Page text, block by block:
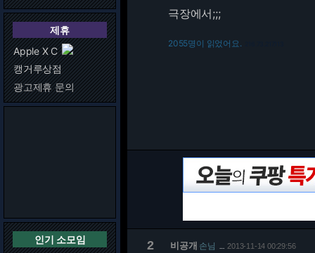
제휴
Apple X C
캥거루상점
광고제휴 문의
인기 소모임
극장에서;;;
2055명이 읽었어요.
2 비공개 손님 2013-11-14 00:29:56